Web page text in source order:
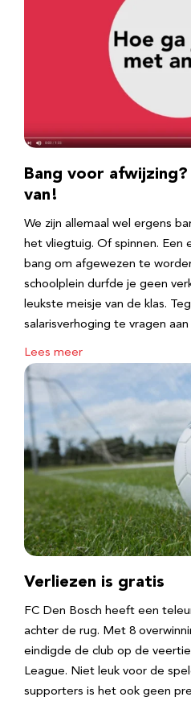
Bang voor
van!
We zijn allemaal wel ergens
het vliegtuig. Of spinnen. Een
bang om afgewezen te
schoolplein durfde je geen
leukste meisje van de klas.
salarisverhoging te vragen
Lees meer
Verliezen is gratis
FC Den Bosch heeft een
achter de rug. Met 8
eindigde de club op de
League. Niet leuk voor de
supporters is het ook geen